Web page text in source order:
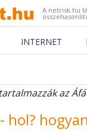
A netrisk.hu
INTERNET
az
hol?